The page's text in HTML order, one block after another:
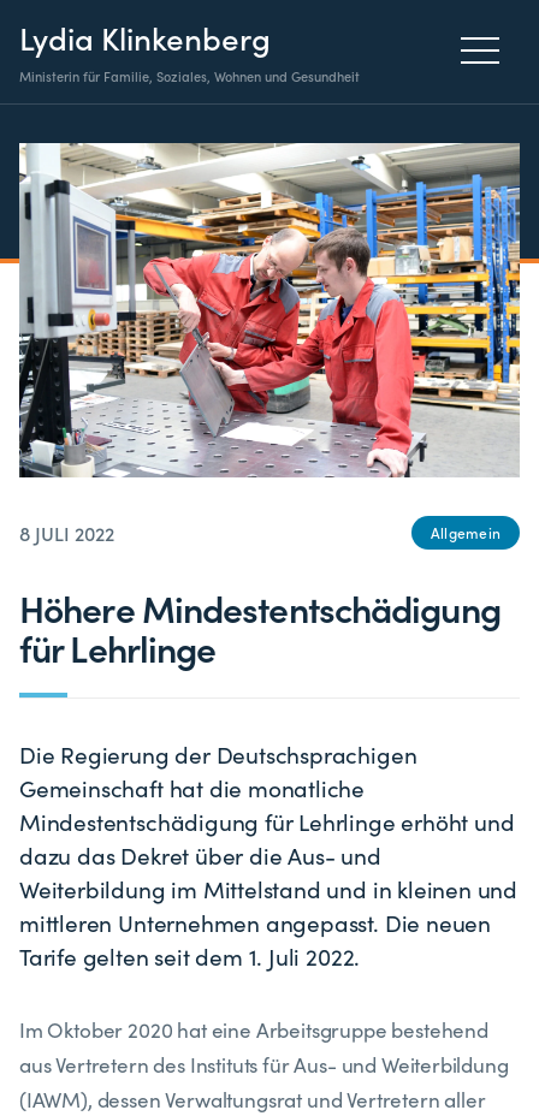
Lydia Klinkenberg
Ministerin für Familie, Soziales, Wohnen und Gesundheit
8 JULI 2022 Allgemein
Höhere Mindestentschädigung
für Lehrlinge
Die Regierung der Deutschsprachigen
Gemeinschaft hat die monatliche
Mindestentschädigung für Lehrlinge erhöht und
dazu das Dekret über die Aus- und
Weiterbildung im Mittelstand und in kleinen und
mittleren Unternehmen angepasst. Die neuen
Tarife gelten seit dem 1. Juli 2022.
Im Oktober 2020 hat eine Arbeitsgruppe bestehend
aus Vertretern des Instituts für Aus- und Weiterbildung
(IAWM), dessen Verwaltungsrat und Vertretern aller